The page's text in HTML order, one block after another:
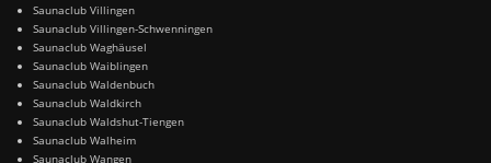
Saunaclub Villingen
Saunaclub Villingen-Schwenningen
Saunaclub Waghäusel
Saunaclub Waiblingen
Saunaclub Waldenbuch
Saunaclub Waldkirch
Saunaclub Waldshut-Tiengen
Saunaclub Walheim
Saunaclub Wangen